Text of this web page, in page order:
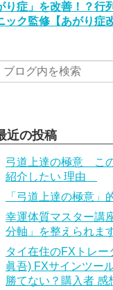
り症」を改善！？行
ック監修【あがり症
近の投稿
弓道上達の極意 こ
紹介したい 理由
「弓道上達の極意」
幸運体質マスター講
分軸」を整えられま
タイ在住のFXトレー
眞吾) FXサインツー
勝てない？購入者 感